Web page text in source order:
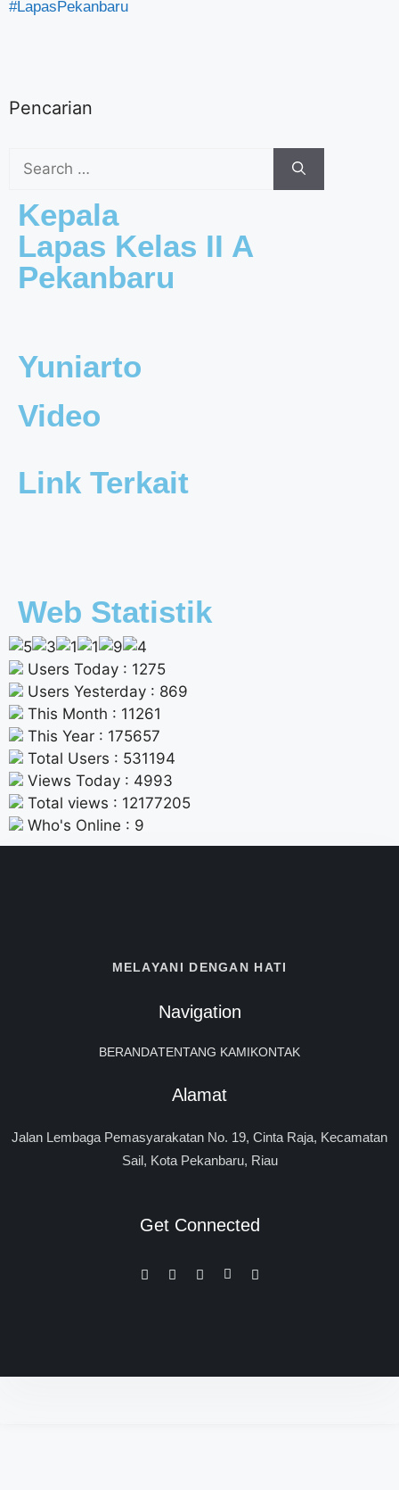
#LapasPekanbaru
Pencarian
Kepala
Lapas Kelas II A
Pekanbaru
Yuniarto
Video
Link Terkait
Web Statistik
Users Today : 1275
Users Yesterday : 869
This Month : 11261
This Year : 175657
Total Users : 531194
Views Today : 4993
Total views : 12177205
Who's Online : 9
MELAYANI DENGAN HATI
Navigation
BERANDATENTANG KAMIKONTAK
Alamat
Jalan Lembaga Pemasyarakatan No. 19, Cinta Raja, Kecamatan
Sail, Kota Pekanbaru, Riau
Get Connected